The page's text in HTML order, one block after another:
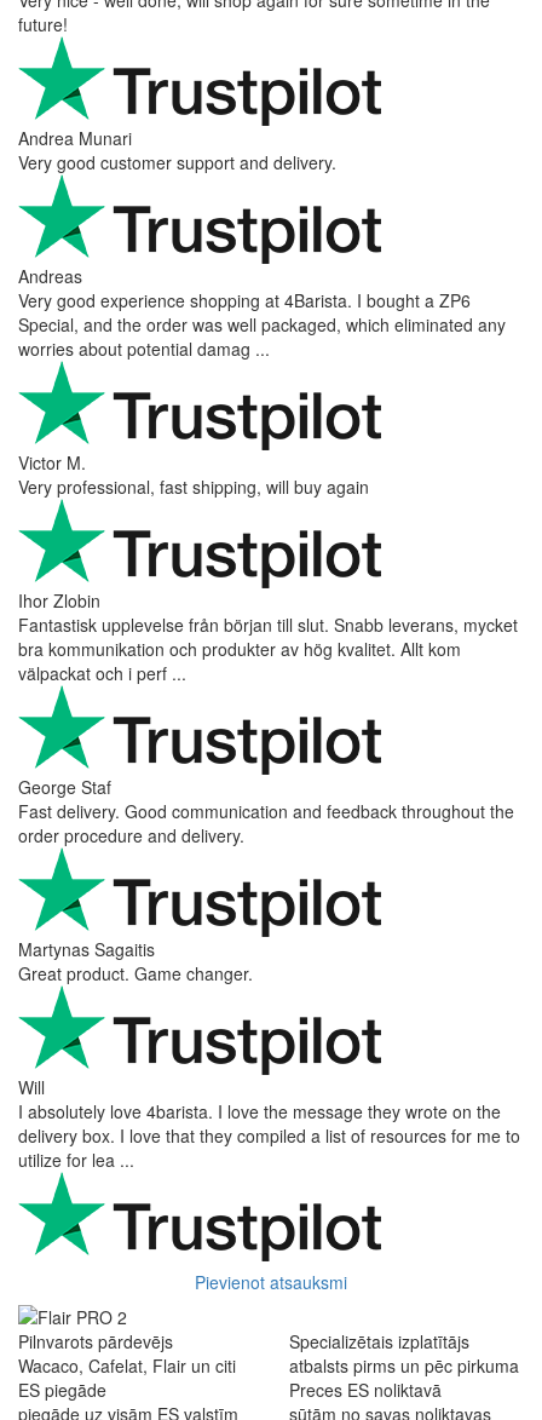
Hanna
Def recommend! Even with the trust pilot results, I'm always a bit
scared ordering from websites I did not hear of before, but this
one is 100% solid ...
Ahmed Sherif
Excellent coffee grinder! The shipping was surprisingly fast, even
though I’m in Greece and the store is based in Romania/Austria.
The grinder feels ...
Danilo
Super schnelle Lieferung und tolles Produkt
Vaarg
Very nice - well done, will shop again for sure sometime in the
future!
Andrea Munari
Very good customer support and delivery.
Andreas
Very good experience shopping at 4Barista. I bought a ZP6
Special, and the order was well packaged, which eliminated any
worries about potential damag ...
Victor M.
Very professional, fast shipping, will buy again
Ihor Zlobin
Fantastisk upplevelse från början till slut. Snabb leverans, mycket
bra kommunikation och produkter av hög kvalitet. Allt kom
välpackat och i perf ...
George Staf
Fast delivery. Good communication and feedback throughout the